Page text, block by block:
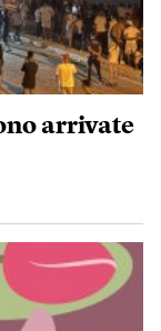
arrivate